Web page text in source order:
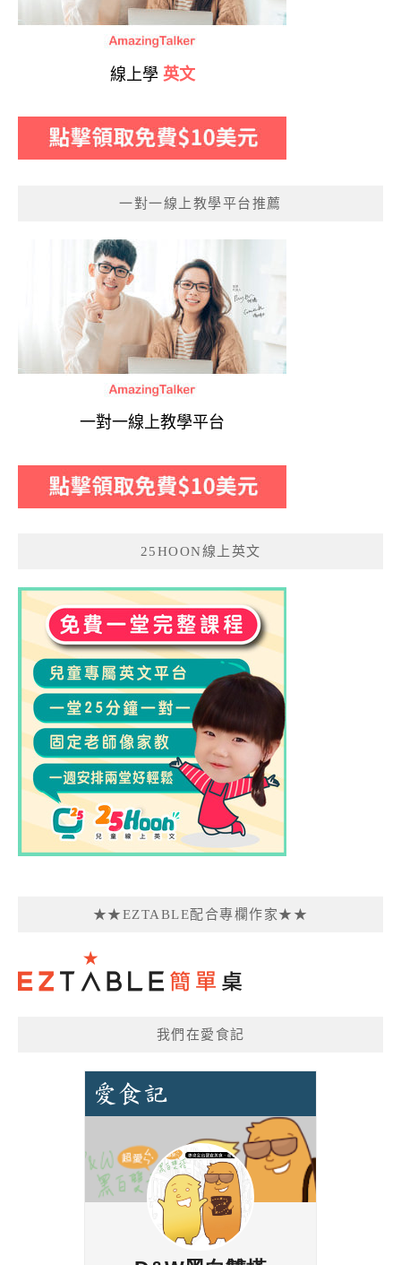
線上學 英文
一對一線上教學平台推薦
一對一線上教學平台
25HOON線上英文
★★EZTABLE配合專欄作家★★
我們在愛食記